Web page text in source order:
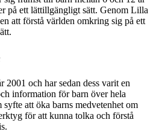
på ett lättillgängligt sätt. Genom Lilla
att förstå världen omkring sig på ett
och har sedan dess varit en
information för barn över hela
att öka barns medvetenhet om
för att kunna tolka och förstå